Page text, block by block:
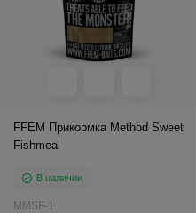
FFEM Прикормка Method Sweet
Fishmeal
В наличии
MMSF-1